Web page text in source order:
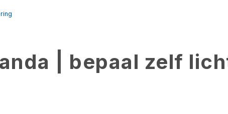
| bepaal zelf